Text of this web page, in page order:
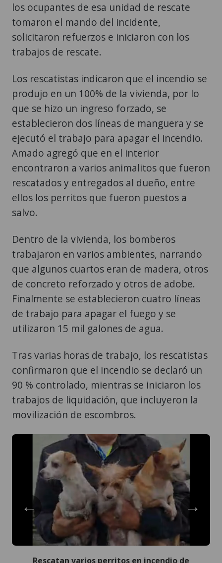
los ocupantes de esa unidad de rescate
tomaron el mando del incidente,
solicitaron refuerzos e iniciaron con los
trabajos de rescate.
Los rescatistas indicaron que el incendio se
produjo en un 100% de la vivienda, por lo
que se hizo un ingreso forzado, se
establecieron dos líneas de manguera y se
ejecutó el trabajo para apagar el incendio.
Amado agregó que en el interior
encontraron a varios animalitos que fueron
rescatados y entregados al dueño, entre
ellos los perritos que fueron puestos a
salvo.
Dentro de la vivienda, los bomberos
trabajaron en varios ambientes, narrando
que algunos cuartos eran de madera, otros
de concreto reforzado y otros de adobe.
Finalmente se establecieron cuatro líneas
de trabajo para apagar el fuego y se
utilizaron 15 mil galones de agua.
Tras varias horas de trabajo, los rescatistas
confirmaron que el incendio se declaró un
90 % controlado, mientras se iniciaron los
trabajos de liquidación, que incluyeron la
movilización de escombros.
←
Rescatan varios perritos en incendio de
→